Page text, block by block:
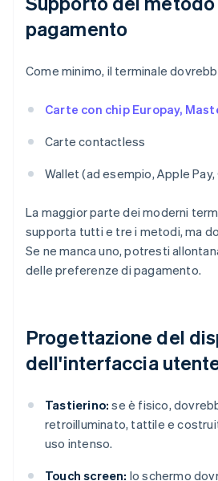
pagamento
Come minimo, il terminale
Carte con chip Europay,
Carte contactless
Wallet (ad esempio, Apple
La maggior parte dei moderni
supporta tutti e tre i metodi, ma
Se ne manca uno, potresti
delle preferenze di pagamento.
Progettazione del
dell'interfaccia
Tastierino: se è fisico,
retroilluminato, tattile e
uso intenso.
Touch screen: lo schermo